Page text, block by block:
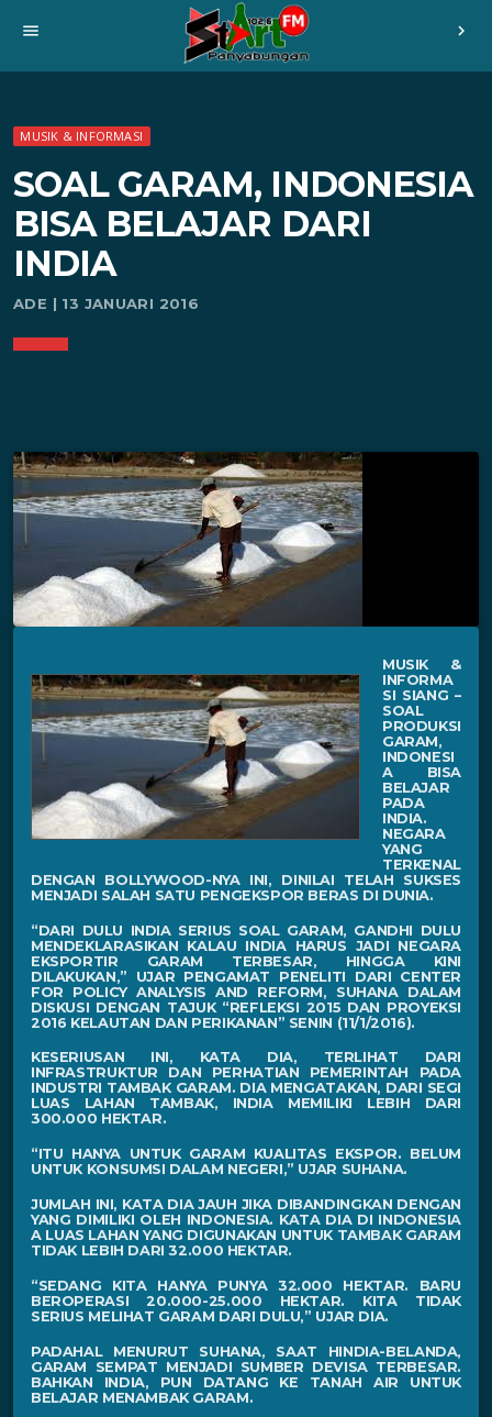
menu chevron_right
MUSIK & INFORMASI
SOAL GARAM, INDONESIA
BISA BELAJAR DARI
INDIA
ADE | 13 JANUARI 2016
MUSIK &
INFORMA
SI SIANG –
SOAL
PRODUKSI
GARAM,
INDONESI
A BISA
BELAJAR
PADA
INDIA.
NEGARA
YANG
TERKENAL
DENGAN BOLLYWOOD-NYA INI, DINILAI TELAH SUKSES
MENJADI SALAH SATU PENGEKSPOR BERAS DI DUNIA.
“DARI DULU INDIA SERIUS SOAL GARAM, GANDHI DULU
MENDEKLARASIKAN KALAU INDIA HARUS JADI NEGARA
EKSPORTIR GARAM TERBESAR, HINGGA KINI
DILAKUKAN,” UJAR PENGAMAT PENELITI DARI CENTER
FOR POLICY ANALYSIS AND REFORM, SUHANA DALAM
DISKUSI DENGAN TAJUK “REFLEKSI 2015 DAN PROYEKSI
2016 KELAUTAN DAN PERIKANAN” SENIN (11/1/2016).
KESERIUSAN INI, KATA DIA, TERLIHAT DARI
INFRASTRUKTUR DAN PERHATIAN PEMERINTAH PADA
INDUSTRI TAMBAK GARAM. DIA MENGATAKAN, DARI SEGI
LUAS LAHAN TAMBAK, INDIA MEMILIKI LEBIH DARI
300.000 HEKTAR.
“ITU HANYA UNTUK GARAM KUALITAS EKSPOR. BELUM
UNTUK KONSUMSI DALAM NEGERI,” UJAR SUHANA.
JUMLAH INI, KATA DIA JAUH JIKA DIBANDINGKAN DENGAN
YANG DIMILIKI OLEH INDONESIA. KATA DIA DI INDONESIA
A LUAS LAHAN YANG DIGUNAKAN UNTUK TAMBAK GARAM
TIDAK LEBIH DARI 32.000 HEKTAR.
“SEDANG KITA HANYA PUNYA 32.000 HEKTAR. BARU
BEROPERASI 20.000-25.000 HEKTAR. KITA TIDAK
SERIUS MELIHAT GARAM DARI DULU,” UJAR DIA.
PADAHAL MENURUT SUHANA, SAAT HINDIA-BELANDA,
GARAM SEMPAT MENJADI SUMBER DEVISA TERBESAR.
BAHKAN INDIA, PUN DATANG KE TANAH AIR UNTUK
BELAJAR MENAMBAK GARAM.